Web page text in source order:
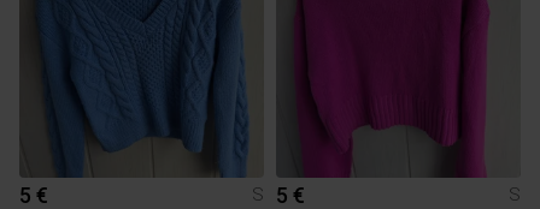
5 € S 5 € S